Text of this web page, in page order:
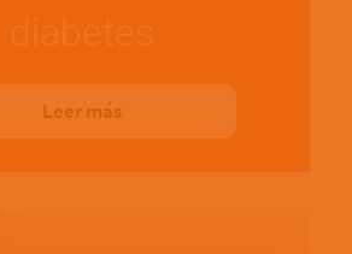
diabetes
Leer más